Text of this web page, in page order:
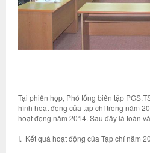
Tại phiên họp, Phó tổng biên tập
hình hoạt động của tạp chí trong năm
hoạt động năm 2014. Sau đây là toàn
I. Kết quả hoạt động của Tạp chí năm